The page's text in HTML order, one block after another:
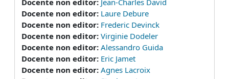
Docente non editor: Laure Debure
Docente non editor: Frederic Devinck
Docente non editor: Virginie Dodeler
Docente non editor: Alessandro Guida
Docente non editor: Eric Jamet
Docente non editor: Agnes Lacroix